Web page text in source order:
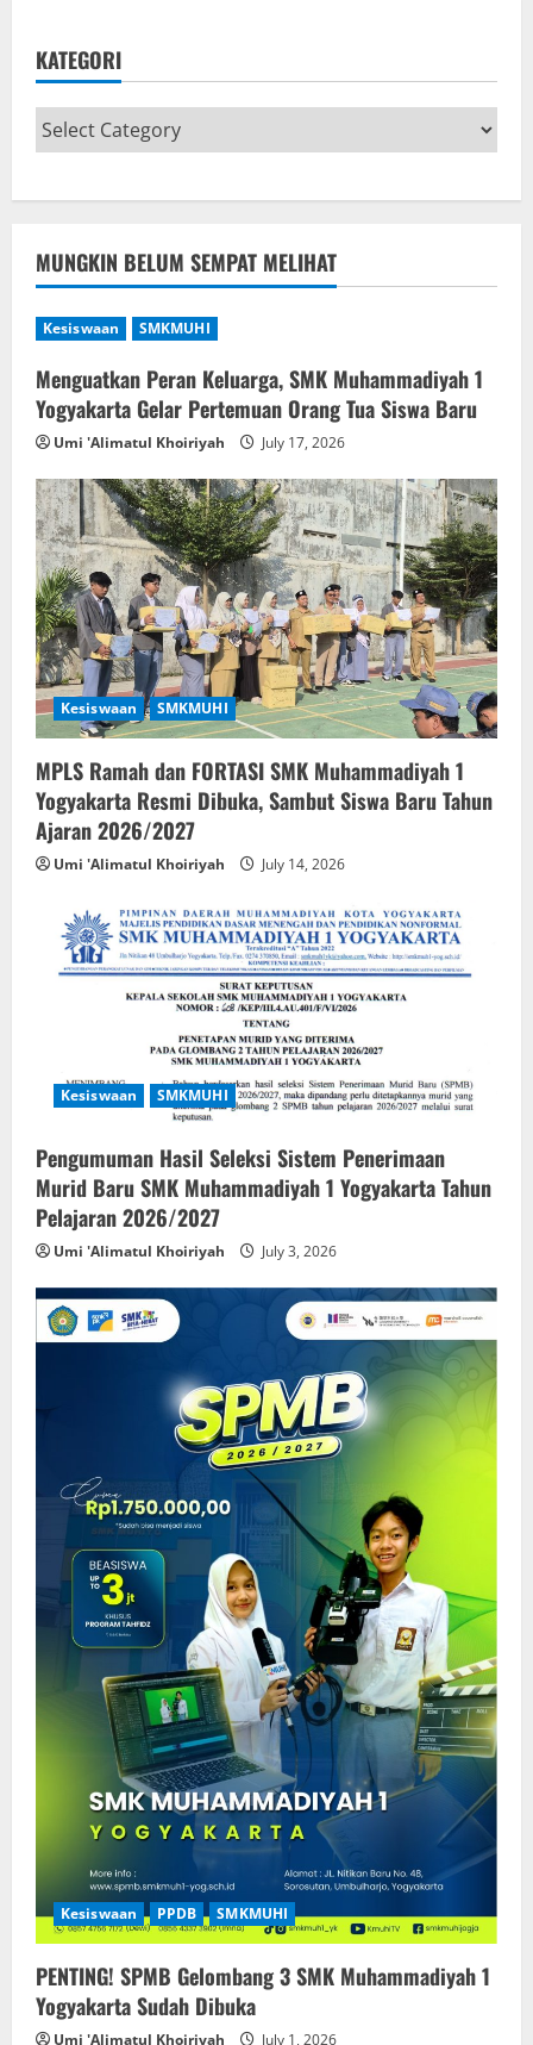
KATEGORI
MUNGKIN BELUM SEMPAT MELIHAT
Kesiswaan SMKMUHI
Menguatkan Peran Keluarga, SMK Muhammadiyah 1
Yogyakarta Gelar Pertemuan Orang Tua Siswa Baru
Umi 'Alimatul Khoiriyah July 17, 2026
Kesiswaan SMKMUHI
MPLS Ramah dan FORTASI SMK Muhammadiyah 1
Yogyakarta Resmi Dibuka, Sambut Siswa Baru Tahun
Ajaran 2026/2027
Umi 'Alimatul Khoiriyah July 14, 2026
Kesiswaan SMKMUHI
Pengumuman Hasil Seleksi Sistem Penerimaan
Murid Baru SMK Muhammadiyah 1 Yogyakarta Tahun
Pelajaran 2026/2027
Umi 'Alimatul Khoiriyah July 3, 2026
Kesiswaan PPDB SMKMUHI
PENTING! SPMB Gelombang 3 SMK Muhammadiyah 1
Yogyakarta Sudah Dibuka
Umi 'Alimatul Khoiriyah July 1, 2026